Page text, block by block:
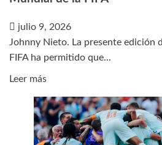
julio 9, 2026
Johnny Nieto. La presente edición
FIFA ha permitido que...
Leer másLeer
sobre
Goleadores
de